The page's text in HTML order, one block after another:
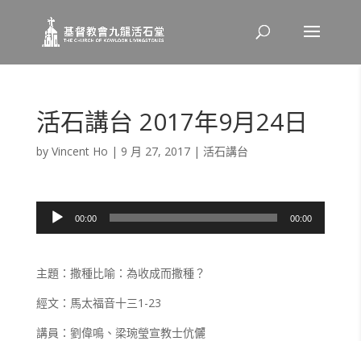
活石講台 2017年9月24日
by Vincent Ho | 9 月 27, 2017| 活石講台
放
00:00 00:00
主題：撒種比喻：為收成而撒種？
經文：馬太福音十三1-23
講員：劉偉鳴、梁琬瑩宣教士伉儷